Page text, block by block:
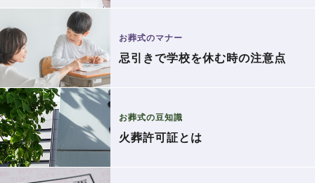
お葬式のマナー
忌引きで学校を休む時の注意点
お葬式の豆知識
火葬許可証とは